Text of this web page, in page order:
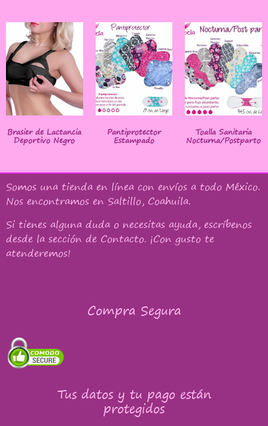
Brasier de Lactancia
Deportivo Negro
Pantiprotector
Estampado
Toalla Sanitaria
Nocturna/Postparto
Somos una tienda en línea con envíos a todo México.
Nos encontramos en Saltillo, Coahuila.
Si tienes alguna duda o necesitas ayuda, escríbenos
desde la sección de Contacto. ¡Con gusto te
atenderemos!
Compra Segura
Tus datos y tu pago están
protegidos